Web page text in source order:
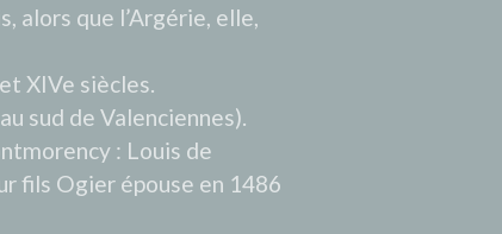
alors que l’Argérie, elle,
XIVe siècles.
sud de Valenciennes).
: Louis de
fils Ogier épouse en 1486